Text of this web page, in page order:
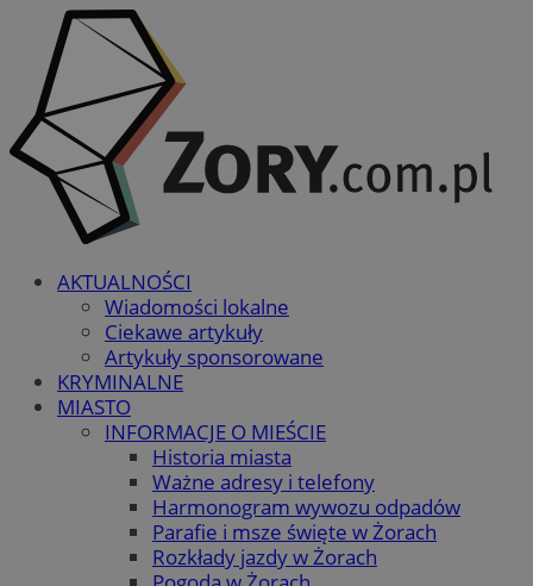
AKTUALNOŚCI
Wiadomości lokalne
Ciekawe artykuły
Artykuły sponsorowane
KRYMINALNE
MIASTO
INFORMACJE O MIEŚCIE
Historia miasta
Ważne adresy i telefony
Harmonogram wywozu odpadów
Parafie i msze święte w Żorach
Rozkłady jazdy w Żorach